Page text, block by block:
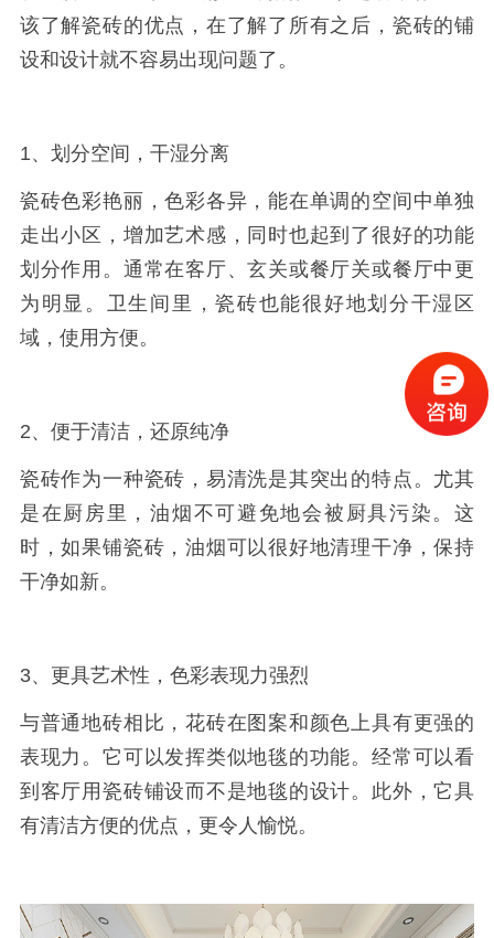
该了解瓷砖的优点，在了解了所有之后，瓷砖的铺
设和设计就不容易出现问题了。
1、划分空间，干湿分离
瓷砖色彩艳丽，色彩各异，能在单调的空间中单独
走出小区，增加艺术感，同时也起到了很好的功能
划分作用。通常在客厅、玄关或餐厅关或餐厅中更
为明显。卫生间里，瓷砖也能很好地划分干湿区
域，使用方便。
2、便于清洁，还原纯净
瓷砖作为一种瓷砖，易清洗是其突出的特点。尤其
是在厨房里，油烟不可避免地会被厨具污染。这
时，如果铺瓷砖，油烟可以很好地清理干净，保持
干净如新。
3、更具艺术性，色彩表现力强烈
与普通地砖相比，花砖在图案和颜色上具有更强的
表现力。它可以发挥类似地毯的功能。经常可以看
到客厅用瓷砖铺设而不是地毯的设计。此外，它具
有清洁方便的优点，更令人愉悦。